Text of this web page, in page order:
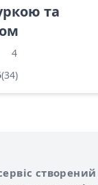
та
4
(34)